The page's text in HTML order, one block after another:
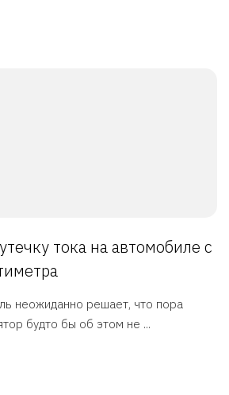
тока на автомобиле с
неожиданно решает, что пора
будто бы об этом не ...